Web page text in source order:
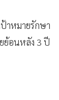
าหมายรักษา
ย้อนหลัง 3 ปี